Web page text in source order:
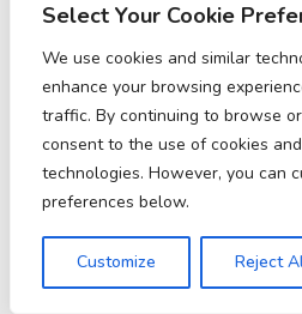
Select Your Cookie
We use cookies and similar
enhance your browsing
traffic. By continuing to browse
consent to the use of cookies
technologies. However, you can
preferences below.
Customize Reject